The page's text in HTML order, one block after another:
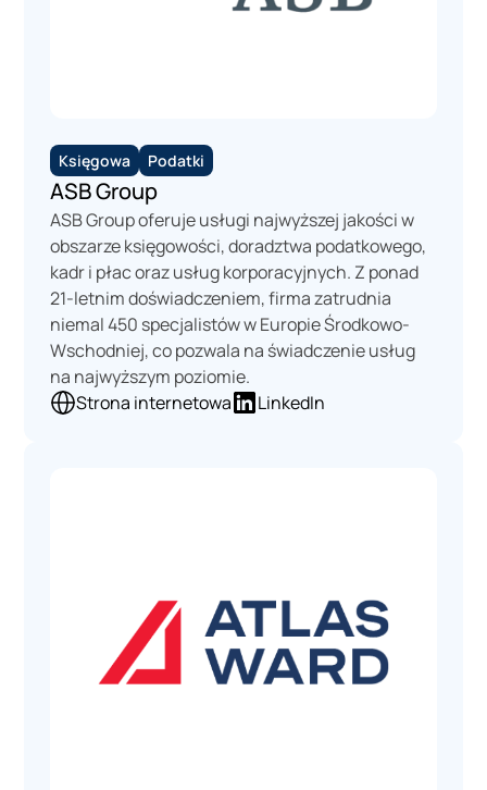
Księgowa Podatki
ASB Group
ASB Group oferuje usługi najwyższej jakości w
obszarze księgowości, doradztwa podatkowego,
kadr i płac oraz usług korporacyjnych. Z ponad
21-letnim doświadczeniem, firma zatrudnia
niemal 450 specjalistów w Europie Środkowo-
Wschodniej, co pozwala na świadczenie usług
na najwyższym poziomie.
Strona internetowa
LinkedIn